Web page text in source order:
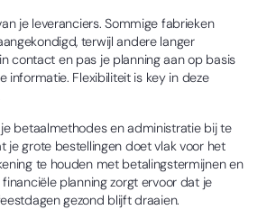
je leveranciers. Sommige fabrieken
terwijl andere langer
contact en pas je planning aan op basis
informatie. Flexibiliteit is key in deze
betaalmethodes en administratie bij te
je grote bestellingen doet vlak voor het
te houden met betalingstermijnen en
planning zorgt ervoor dat je
gezond blijft draaien.